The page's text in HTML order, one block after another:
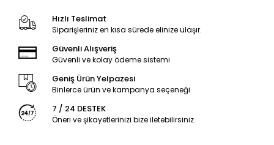
Hızlı Teslimat
Siparişleriniz en kısa sürede elinize ulaşır.
Güvenli Alışveriş
Güvenli ve kolay ödeme sistemi
Geniş Ürün Yelpazesi
Binlerce ürün ve kampanya seçeneği
7 / 24 DESTEK
Öneri ve şikayetlerinizi bize iletebilirsiniz.